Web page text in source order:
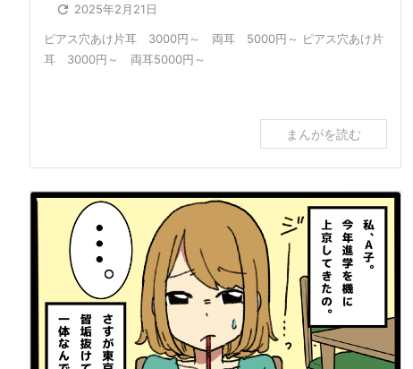
 2025年2月21日
ピアス穴あけ片耳 3000円～ 両耳 5000円～ ピアス穴あけ片
耳 3000円～ 両耳5000円～
まんがを読む